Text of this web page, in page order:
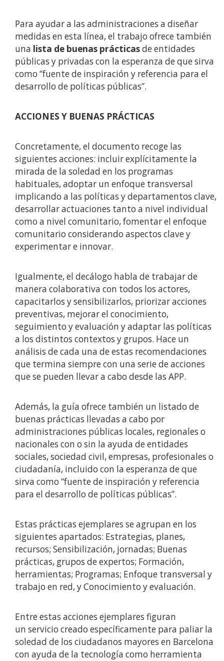
Para ayudar a las administraciones a diseñar
medidas en esta línea, el trabajo ofrece también
una lista de buenas prácticasde entidades
públicas y privadas con la esperanza de que sirva
como “fuente de inspiración y referencia para el
desarrollo de políticas públicas”.
ACCIONES Y BUENAS PRÁCTICAS
Concretamente, el documento recoge las
siguientes acciones: incluir explícitamente la
mirada de la soledad en los programas
habituales, adoptar un enfoque transversal
implicando a las políticas y departamentos clave,
desarrollar actuaciones tanto a nivel individual
como a nivel comunitario, fomentar el enfoque
comunitario considerando aspectos clave y
experimentar e innovar.
Igualmente, el decálogo habla de trabajar de
manera colaborativa con todos los actores,
capacitarlos y sensibilizarlos, priorizar acciones
preventivas, mejorar el conocimiento,
seguimiento y evaluación y adaptar las políticas
a los distintos contextos y grupos. Hace un
análisis de cada una de estas recomendaciones
que termina siempre con una serie de acciones
que se pueden llevar a cabo desde las APP.
Además, la guía ofrece también un listado de
buenas prácticas llevadas a cabo por
administraciones públicas locales, regionales o
nacionales con o sin la ayuda de entidades
sociales, sociedad civil, empresas, profesionales o
ciudadanía, incluido con la esperanza de que
sirva como “fuente de inspiración y referencia
para el desarrollo de políticas públicas”.
Estas prácticas ejemplares se agrupan en los
siguientes apartados: Estrategias, planes,
recursos; Sensibilización, jornadas; Buenas
prácticas, grupos de expertos; Formación,
herramientas; Programas; Enfoque transversal y
trabajo en red, y Conocimiento y evaluación.
Entre estas acciones ejemplares figuran
un servicio creado específicamente para paliar la
soledad de los ciudadanos mayores en Barcelona
con ayuda de la tecnología como herramienta